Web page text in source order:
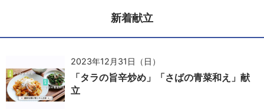
新着献立
2023年12月31日（日）
「タラの旨辛炒め」「さばの青菜和え」献
立